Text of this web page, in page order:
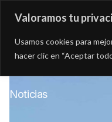
Valoramos tu
Usamos cookies para
hacer clic en “Aceptar
Noticias